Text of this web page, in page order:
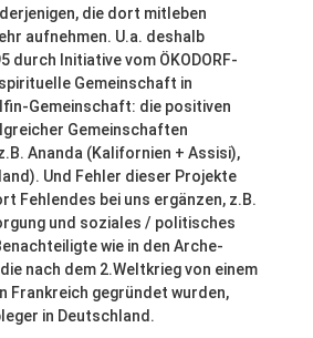
die dort mitleben
aufnehmen. U.a. deshalb
durch Initiative vom ÖKODORF-
Gemeinschaft in
Gemeinschaft: die positiven
Gemeinschaften
Ananda (Kalifornien + Assisi),
Und Fehler dieser Projekte
Fehlendes bei uns ergänzen, z.B.
und soziales / politisches
wie in den Arche-
nach dem 2.Weltkrieg von einem
Frankreich gegründet wurden,
in Deutschland.